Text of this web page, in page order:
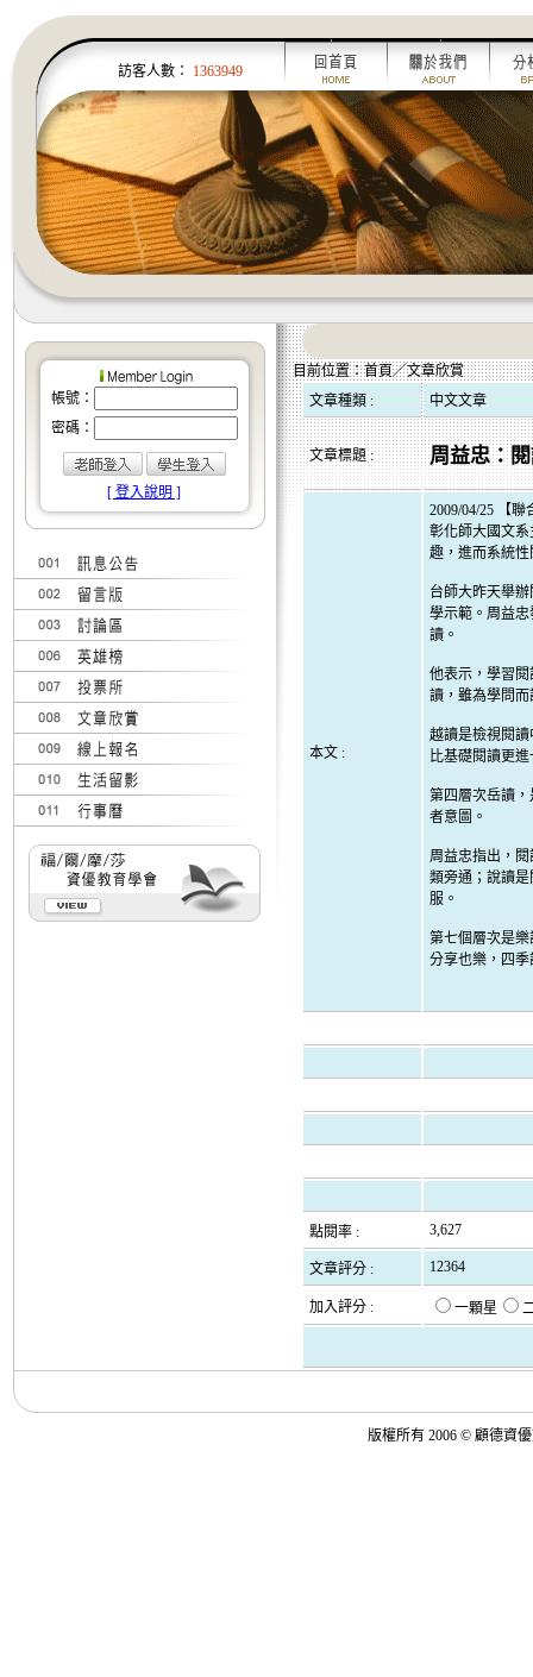
訪客人數： 1363949
帳號：
密碼：
[ 登入說明 ]
目前位置：首頁／文章欣賞
文章種類 :
中文文章
文章標題 : 周益忠：
本文 :
2009/04/25 【
彰化師大國文
趣，進而系統
台師大昨天舉
學示範。周益
讀。
他表示，學習
讀，雖為學問
越讀是檢視閱
比基礎閱讀更
第四層次岳讀
者意圖。
周益忠指出，
類旁通；說讀
服。
第七個層次是
分享也樂，四
點閱率 : 3,627
文章評分 : 12364
加入評分 : 一顆星
版權所有 2006 © 顧德資